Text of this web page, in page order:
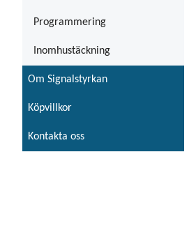
Programmering
Inomhustäckning
Om Signalstyrkan
Köpvillkor
Kontakta oss